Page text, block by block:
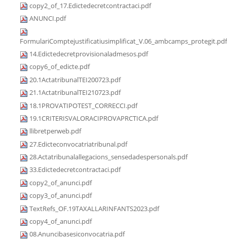
copy2_of_17.Edictedecretcontractaci.pdf
ANUNCI.pdf
FormulariComptejustificatiusimplificat_V.06_ambcamps_protegit.pdf
14.Edictedecretprovisionaladmesos.pdf
copy6_of_edicte.pdf
20.1ActatribunalTEI200723.pdf
21.1ActatribunalTEI210723.pdf
18.1PROVATIPOTEST_CORRECCI.pdf
19.1CRITERISVALORACIPROVAPRCTICA.pdf
llibretperweb.pdf
27.Edicteconvocatriatribunal.pdf
28.Actatribunalallegacions_sensedadespersonals.pdf
33.Edictedecretcontractaci.pdf
copy2_of_anunci.pdf
copy3_of_anunci.pdf
TextRefs_OF.19TAXALLARINFANTS2023.pdf
copy4_of_anunci.pdf
08.Anuncibasesiconvocatria.pdf